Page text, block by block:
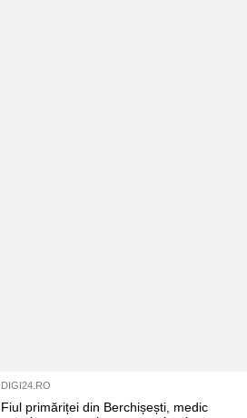
DIGI24.RO
Fiul primăriței din Berchișești, medic